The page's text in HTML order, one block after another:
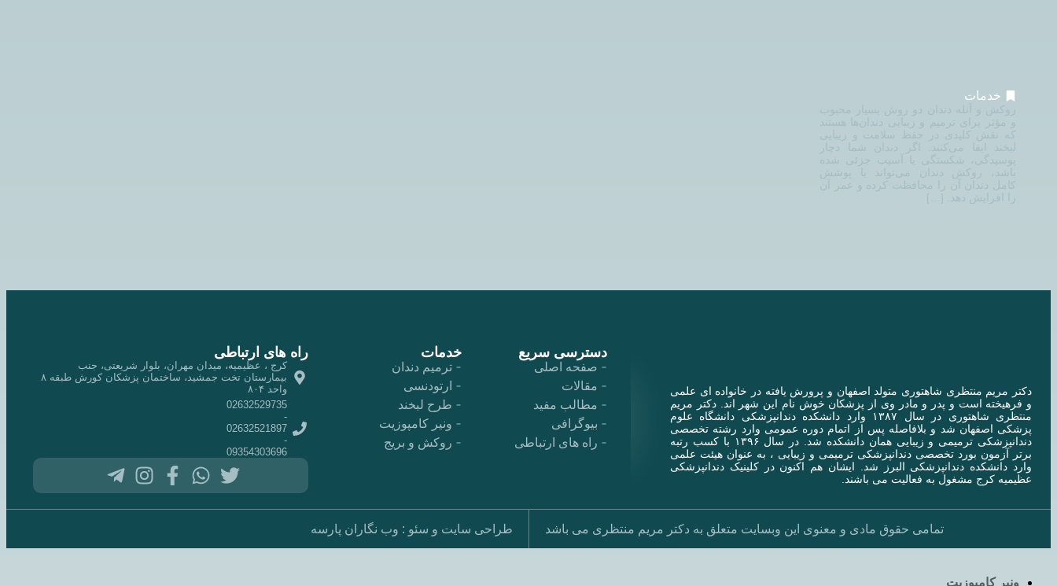
خدمات
روکش و آنله دندان دو روش بسیار محبوب
و مؤثر برای ترمیم و زیبایی دندان‌ها هستند
که نقش کلیدی در حفظ سلامت و زیبایی
لبخند ایفا می‌کنند. اگر دندان شما دچار
پوسیدگی، شکستگی یا آسیب جزئی شده
باشد، روکش دندان می‌تواند با پوشش
کامل دندان آن را محافظت کرده و عمر آن
را افزایش دهد. […]
دکتر مریم منتظری شاهتوری متولد اصفهان و پرورش یافته در خانواده ای علمی
و فرهیخته است و پدر و مادر وی از پزشکان خوش نام این شهر اند. دکتر مریم
منتظری شاهتوری در سال ۱۳۸۷ وارد دانشکده دندانپزشکی دانشگاه علوم
پزشکی اصفهان شد و بلافاصله پس از اتمام دوره عمومی وارد رشته تخصصی
دندانپزشکی ترمیمی و زیبایی همان دانشکده شد. در سال ۱۳۹۶ با کسب رتبه
برتر آزمون بورد تخصصی دندانپزشکی ترمیمی و زیبایی ، به عنوان هیئت علمی
وارد دانشکده دندانپزشکی البرز شد. ایشان هم اکنون در کلینیک دندانپزشکی
عظیمیه کرج مشغول به فعالیت می باشند.
دسترسی سریع
صفحه اصلی
مقالات
مطالب مفید
بیوگرافی
راه های ارتباطی
خدمات
ترمیم دندان
ارتودنسی
طرح لبخند
ونیر کامپوزیت
روکش و بریج
راه های ارتباطی
کرج ، عظیمیه، میدان مهران، بلوار شریعتی، جنب
بیمارستان تخت جمشید، ساختمان پزشکان کورش طبقه ۸
واحد ۸۰۴
02632529735
-
02632521897
-
09354303696
تمامی حقوق مادی و معنوی این وبسایت متعلق به دکتر مریم منتظری می باشد طراحی سایت و سئو : وب نگاران پارسه
ونیر کامپوزیت